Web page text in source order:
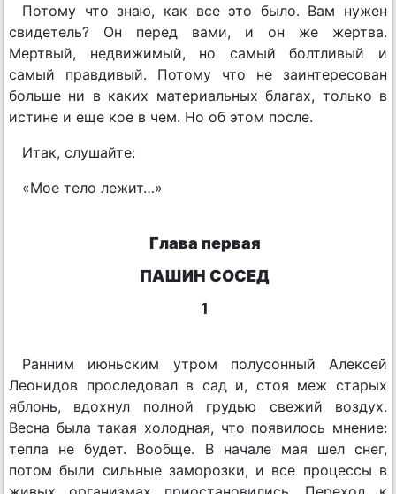
Потому что знаю, как все это было. Вам нужен
свидетель? Он перед вами, и он же жертва.
Мертвый, недвижимый, но самый болтливый и
самый правдивый. Потому что не заинтересован
больше ни в каких материальных благах, только в
истине и еще кое в чем. Но об этом после.
Итак, слушайте:
«Мое тело лежит…»
Глава первая
ПАШИН СОСЕД
1
Ранним июньским утром полусонный Алексей
Леонидов проследовал в сад и, стоя меж старых
яблонь, вдохнул полной грудью свежий воздух.
Весна была такая холодная, что появилось мнение:
тепла не будет. Вообще. В начале мая шел снег,
потом были сильные заморозки, и все процессы в